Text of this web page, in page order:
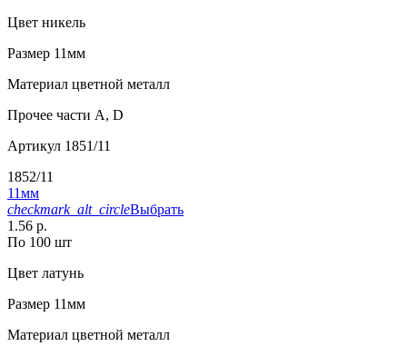
Цвет никель
Размер 11мм
Материал цветной металл
Прочее части А, D
Артикул 1851/11
1852/11
11мм
checkmark_alt_circleВыбрать
1.56 р.
По 100 шт
Цвет латунь
Размер 11мм
Материал цветной металл